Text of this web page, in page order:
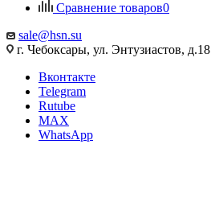
Сравнение товаров0
sale@hsn.su
г. Чебоксары, ул. Энтузиастов, д.18
Вконтакте
Telegram
Rutube
MAX
WhatsApp